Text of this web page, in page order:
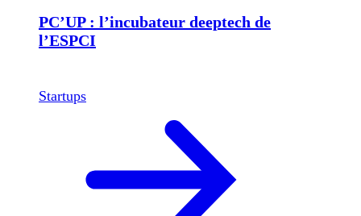
PC’UP : l’incubateur deeptech de
l’ESPCI
Startups